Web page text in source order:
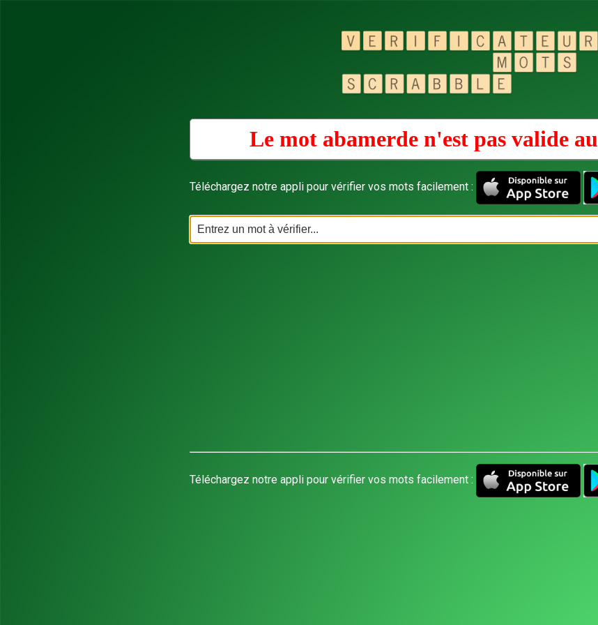
Le mot abamerde n'est pas valide au
Téléchargez notre appli pour vérifier vos mots facilement :
Téléchargez notre appli pour vérifier vos mots facilement :